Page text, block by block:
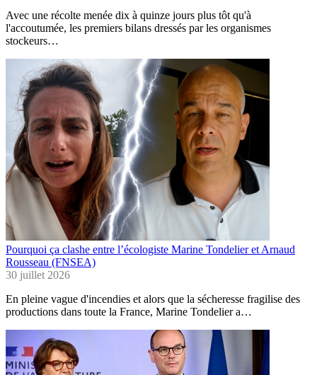
Avec une récolte menée dix à quinze jours plus tôt qu'à
l'accoutumée, les premiers bilans dressés par les organismes
stockeurs…
Pourquoi ça clashe entre l’écologiste Marine Tondelier et Arnaud
Rousseau (FNSEA)
30 juillet 2026
En pleine vague d'incendies et alors que la sécheresse fragilise des
productions dans toute la France, Marine Tondelier a…